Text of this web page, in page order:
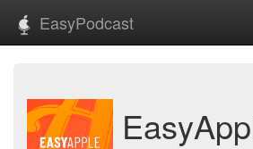
EasyPodcast